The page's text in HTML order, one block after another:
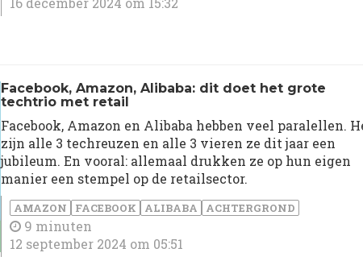
Facebook, Amazon, Alibaba: dit doet het grote
techtrio met retail
Facebook, Amazon en Alibaba hebben veel paralellen.
zijn alle 3 techreuzen en alle 3 vieren ze dit jaar een
jubileum. En vooral: allemaal drukken ze op hun eigen
manier een stempel op de retailsector.
AMAZON FACEBOOK ALIBABA ACHTERGROND
9 minuten
12 september 2024 om 05:51